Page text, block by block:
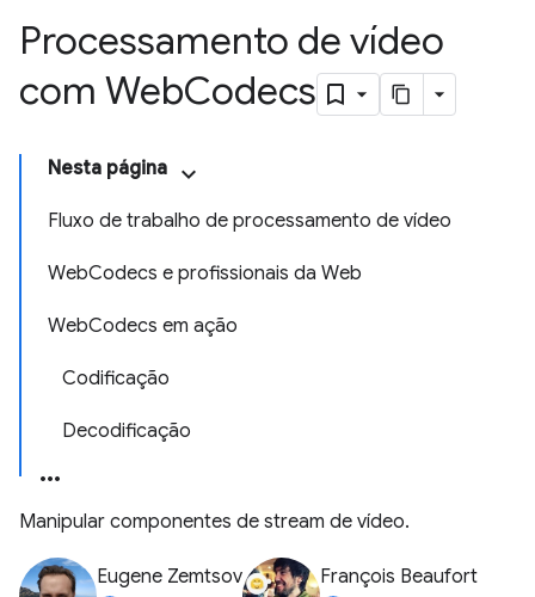
Processamento de vídeo
com WebCodecs
Nesta página
Fluxo de trabalho de processamento de vídeo
WebCodecs e profissionais da Web
WebCodecs em ação
Codificação
Decodificação
Manipular componentes de stream de vídeo.
Eugene Zemtsov François Beaufort